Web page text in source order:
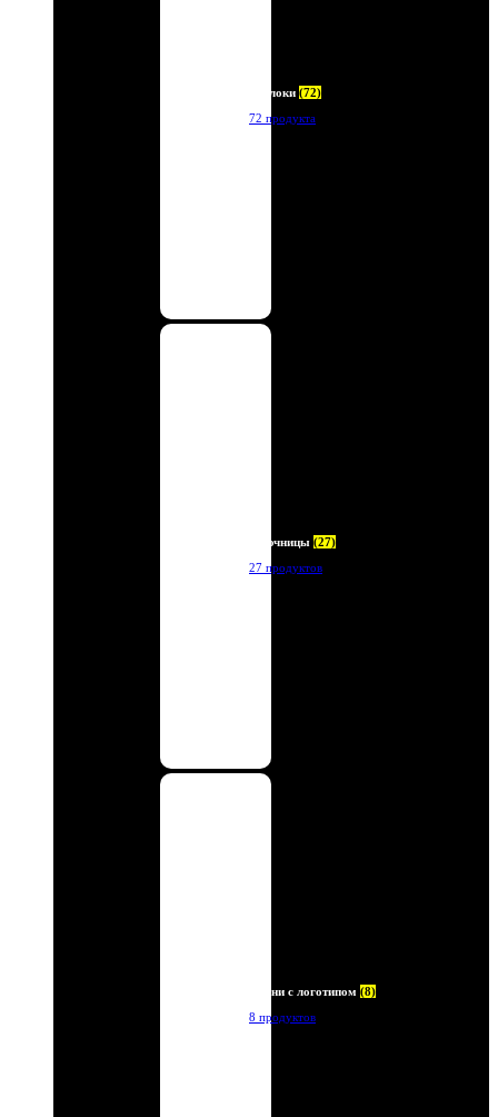
Брелоки (72)
72 продукта
Ключницы (27)
27 продуктов
Ремни с логотипом (8)
8 продуктов